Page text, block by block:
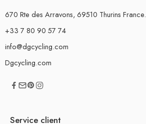
670 Rte des Arravons, 69510 Thurins France.
+33 7 80 90 57 74
info@dgcycling.com
Dgcycling.com
Service client